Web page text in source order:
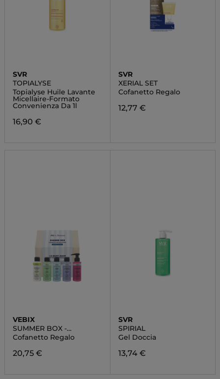
SVR
TOPIALYSE
Topialyse Huile Lavante
Micellaire-Formato
Convenienza Da 1l
16,90 €
SVR
XERIAL SET
Cofanetto Regalo
12,77 €
VEBIX
SUMMER BOX -
EDIZIONE LIMITATA
Cofanetto Regalo
20,75 €
SVR
SPIRIAL
Gel Doccia
13,74 €